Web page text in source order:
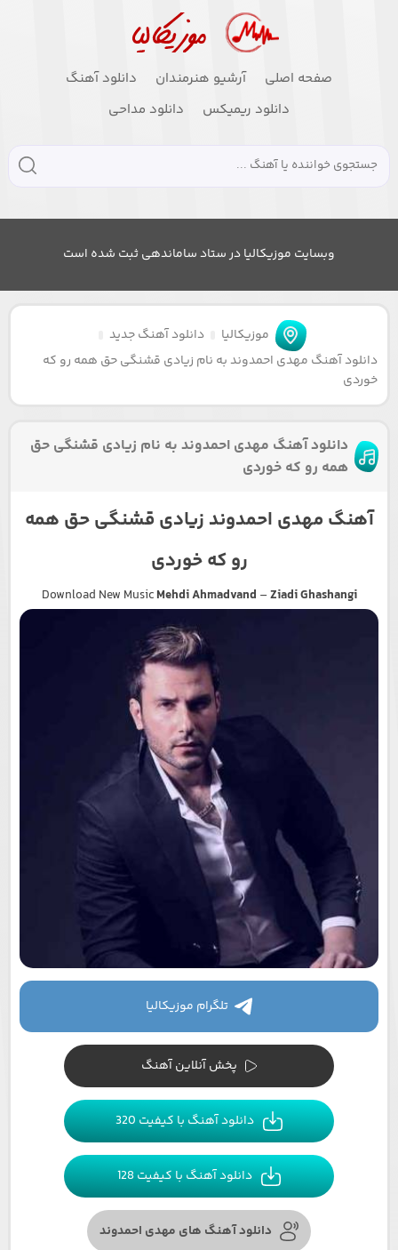
صفحه اصلی آرشیو هنرمندان
دانلود آهنگ
دانلود ریمیکس
دانلود مداحی
وبسایت موزیکالیا در ستاد ساماندهی ثبت شده است
موزیکالیا
دانلود آهنگ جدید
دانلود آهنگ مهدی احمدوند به نام زیادی قشنگی حق همه رو که
خوردی
دانلود آهنگ مهدی احمدوند به نام زیادی قشنگی حق
همه رو که خوردی
آهنگ مهدی احمدوند زیادی قشنگی حق همه
رو که خوردی
Download New MusicMehdi Ahmadvand –Ziadi Ghashangi
تلگرام موزیکالیا
پخش آنلاین آهنگ
دانلود آهنگ با کیفیت 320
دانلود آهنگ با کیفیت 128
دانلود آهنگ های مهدی احمدوند